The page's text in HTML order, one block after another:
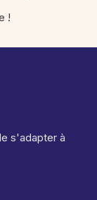
!
s'adapter à